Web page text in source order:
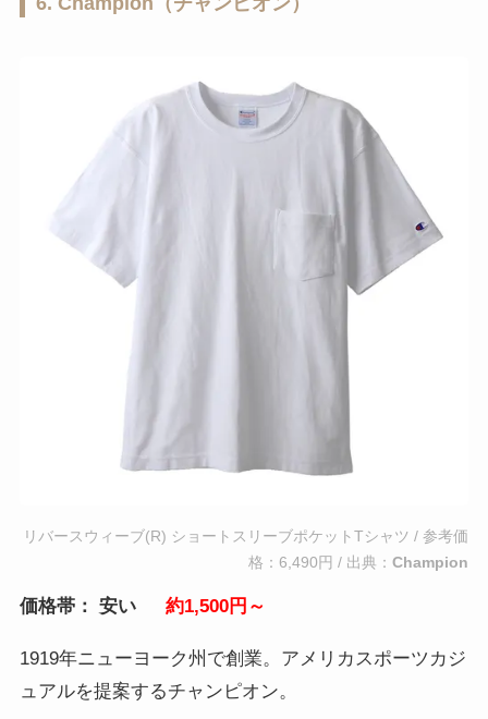
リバースウィーブ(R) ショートスリーブポケットTシャツ / 参考価
格：6,490円 / 出典：Champion
価格帯： 安い 約1,500円～
1919年ニューヨーク州で創業。アメリカスポーツカジ
ュアルを提案するチャンピオン。